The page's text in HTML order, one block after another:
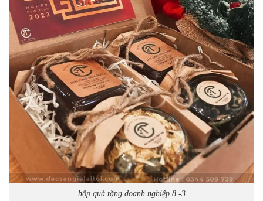
hộp quà tặng doanh nghiệp 8 -3